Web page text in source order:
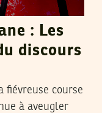
: Les
discours
fiévreuse course
à aveugler